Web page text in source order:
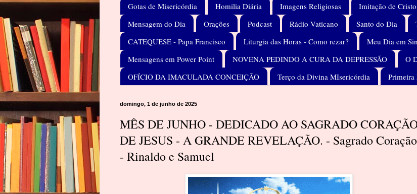
Gotas de Misericórdia
Homilia Diária Imagens Religiosas Imitação de Cristo
Mensagem do Dia
Orações Podcast Rádio Vaticano Santo do Dia
CATEQUESE - Papa Francisco
Liturgia das Horas - Como rezar?
Meu Dia em
Mensagens em Power Point
NOVENA PEDINDO A CURA DA DEPRESSÃO
O
OFÍCIO DA IMACULADA CONCEIÇÃO
Terço da Divina MIsericórdia Primeira
domingo, 1 de junho de 2025
MÊS DE JUNHO - DEDICADO AO SAGRADO
DE JESUS - A GRANDE REVELAÇÃO. - Sagrado Coração
- Rinaldo e Samuel